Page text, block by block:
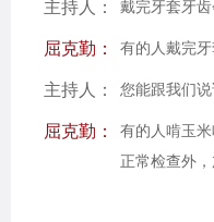
主持人： 戴完牙套牙
屈克勤： 有的人戴完
主持人： 您能跟我们
屈克勤：
有的人啃玉
正常检查外